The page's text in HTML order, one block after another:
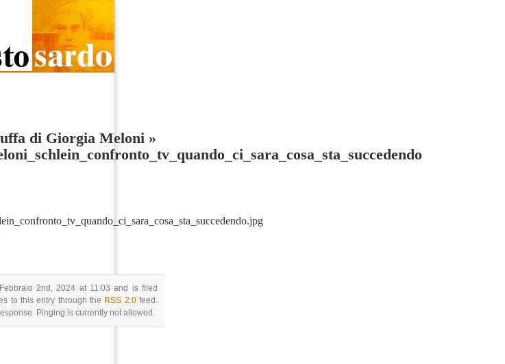
di Giorgia Meloni »
2nd, 2024 at 11:03 and is filed
to this entry through the RSS 2.0feed.
Pinging is currently not allowed.